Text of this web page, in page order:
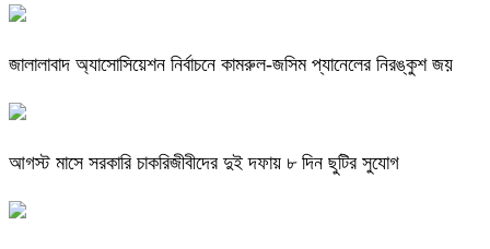
জালালাবাদ অ্যাসোসিয়েশন নির্বাচনে কামরুল-জসিম প্যানেলের নিরঙ্কুশ জয়
আগস্ট মাসে সরকারি চাকরিজীবীদের দুই দফায় ৮ দিন ছুটির সুযোগ